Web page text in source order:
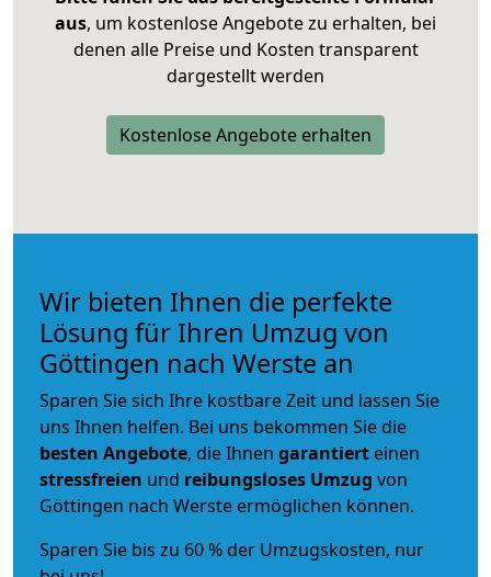
aus, um kostenlose Angebote zu erhalten, bei
denen alle Preise und Kosten transparent
dargestellt werden
Kostenlose Angebote erhalten
Wir bieten Ihnen die perfekte
Lösung für Ihren Umzug von
Göttingen nach Werste an
Sparen Sie sich Ihre kostbare Zeit und lassen Sie
uns Ihnen helfen. Bei uns bekommen Sie die
besten Angebote, die Ihnen garantiert einen
stressfreien und reibungsloses Umzug von
Göttingen nach Werste ermöglichen können.
Sparen Sie bis zu 60 % der Umzugskosten, nur